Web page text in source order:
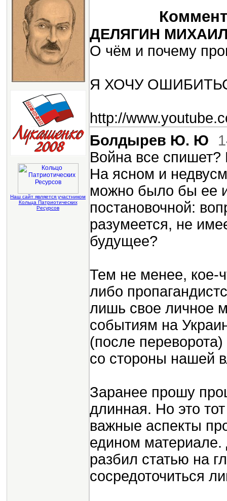
Наш сайт является участником
Кольца Патриотических
Ресурсов
ДЕЛЯГИН
О чём и почему
Я ХОЧУ
http://
Болдырев Ю. Ю
Война все спишет?
На ясном и
можно было бы ее
постановочной:
разумеется, не
будущее?
Тем не менее, кое-
либо
лишь свое личное
событиям на
(после
со стороны нашей
Заранее прошу
длинная. Но это
важные аспекты
едином материале.
разбил статью на
сосредоточиться